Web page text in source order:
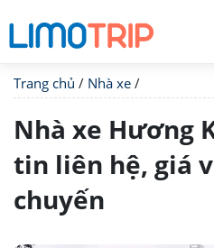
Trang chủ / Nhà xe /
Nhà xe Hương
tin liên hệ, giá
chuyến